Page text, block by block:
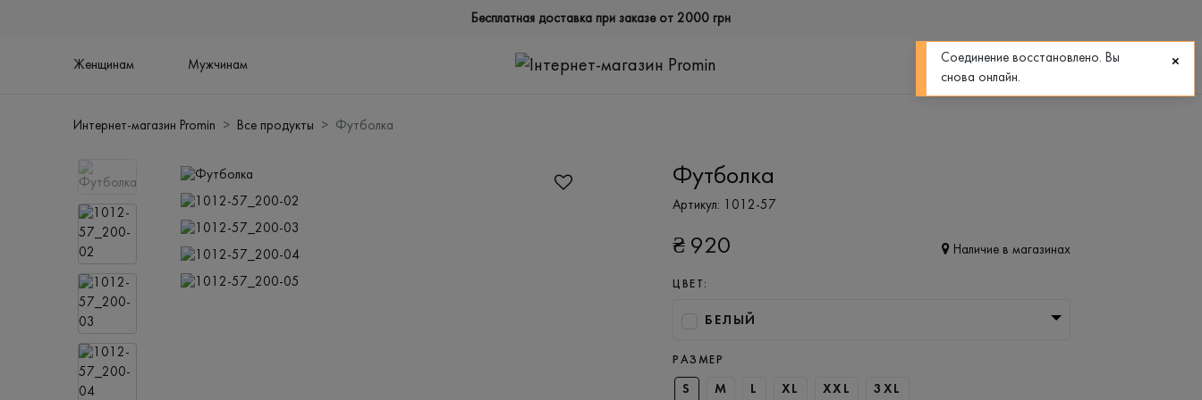
Бесплатная доставка при заказе от 2000 грн
Женщинам Мужчинам
0
Интернет-магазин Promin Все продукты Футболка
Футболка
Артикул: 1012-57
₴ 920 Наличие в магазинах
ЦВЕТ:
БЕЛЫЙ
РАЗМЕР
S M L XL XXL 3XL
Соединение восстановлено. Вы
снова онлайн.